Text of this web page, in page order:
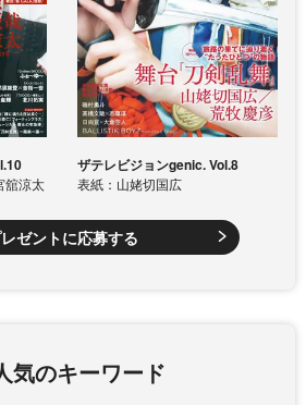
舘涼太
ザテレビジョンgenic. Vol.8
表紙：山姥切国広
ゼントに応募する
気のキーワード